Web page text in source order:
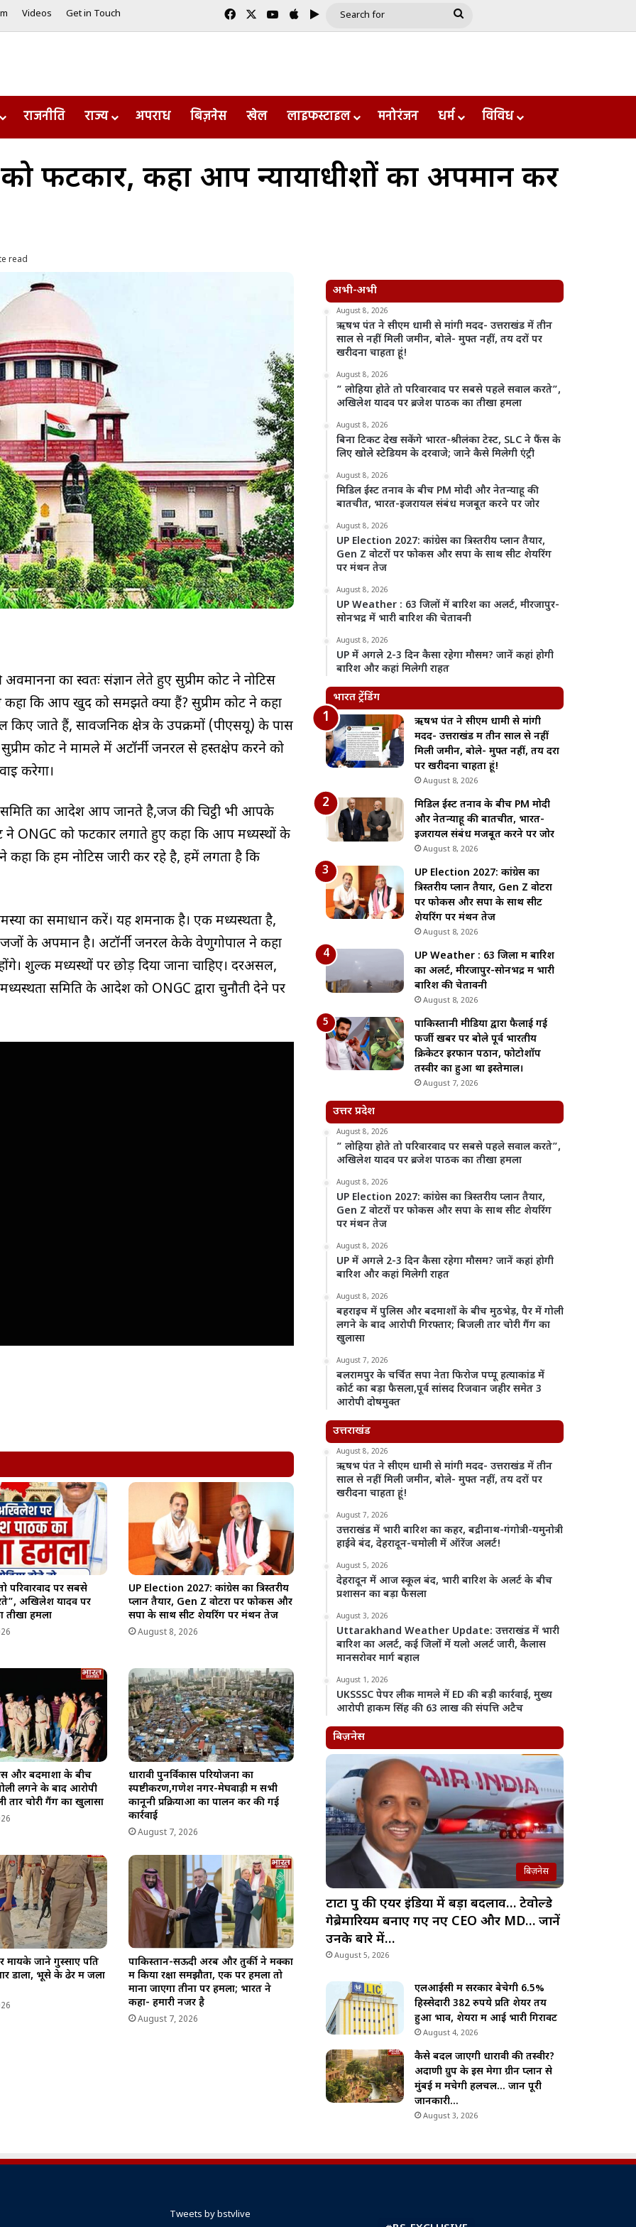
Videos Get in Touch FacebookYouTube
AppleGoogle Play
Search
राजनीति राज्य अपराध बिज़नेस खेल लाइफस्टाइल मनोरंजन धर्म विविध
को फटकार, कहा आप न्यायाधीशों का अपमान कर
read
का स्वतः संज्ञान लेते हुए सुप्रीम कोर्ट ने नोटिस
कहा कि आप खुद को समझते क्या हैं? सुप्रीम कोर्ट ने कहा
किए जाते हैं, सार्वजनिक क्षेत्र के उपक्रमों (पीएसयू) के पास
कोर्ट ने मामले में अटॉर्नी जनरल से हस्तक्षेप करने को
करेगा।
समिति का आदेश आप जानते है,जज की चिट्ठी भी आपके
ने ONGC को फटकार लगाते हुए कहा कि आप मध्यस्थों के
कहा कि हम नोटिस जारी कर रहे है, हमें लगता है कि
का समाधान करें। यह शर्मनाक है। एक मध्यस्थता है,
के अपमान है। अटॉर्नी जनरल केके वेणुगोपाल ने कहा
शुल्क मध्यस्थों पर छोड़ दिया जाना चाहिए। दरअसल,
समिति के आदेश को ONGC द्वारा चुनौती देने पर
परिवारवाद पर सबसे
अखिलेश यादव पर
तीखा हमला
UP Election 2027: कांग्रेस का त्रिस्तरीय
प्लान तैयार, Gen Z वोटरों पर फोकस और
सपा के साथ सीट शेयरिंग पर मंथन तेज
August 8, 2026
और बदमाशों के बीच
लगने के बाद आरोपी
तार चोरी गैंग का खुलासा
धारावी पुनर्विकास परियोजना का
स्पष्टीकरण,गणेश नगर-मेघवाड़ी में सभी
कानूनी प्रक्रियाओं का पालन कर की गई
कार्रवाई
August 7, 2026
मायके जाने गुस्साए पति
डाला, भूसे के ढेर में जला
पाकिस्तान-सऊदी अरब और तुर्की ने मक्का
में किया रक्षा समझौता, एक पर हमला तो
माना जाएगा तीनों पर हमला; भारत ने
कहा- हमारी नजर है
August 7, 2026
अभी-अभी
August 8, 2026
ऋषभ पंत ने सीएम धामी से मांगी मदद- उत्तराखंड में तीन
साल से नहीं मिली जमीन, बोले- मुफ्त नहीं, तय दरों पर
खरीदना चाहता हूं!
August 8, 2026
” लोहिया होते तो परिवारवाद पर सबसे पहले सवाल करते”,
अखिलेश यादव पर ब्रजेश पाठक का तीखा हमला
August 8, 2026
बिना टिकट देख सकेंगे भारत-श्रीलंका टेस्ट, SLC ने फैंस के
लिए खोले स्टेडियम के दरवाजे; जाने कैसे मिलेगी एंट्री
August 8, 2026
मिडिल ईस्ट तनाव के बीच PM मोदी और नेतन्याहू की
बातचीत, भारत-इजरायल संबंध मजबूत करने पर जोर
August 8, 2026
UP Election 2027: कांग्रेस का त्रिस्तरीय प्लान तैयार,
Gen Z वोटरों पर फोकस और सपा के साथ सीट शेयरिंग
पर मंथन तेज
August 8, 2026
UP Weather : 63 जिलों में बारिश का अलर्ट, मीरजापुर-
सोनभद्र में भारी बारिश की चेतावनी
August 8, 2026
UP में अगले 2-3 दिन कैसा रहेगा मौसम? जानें कहां होगी
बारिश और कहां मिलेगी राहत
भारत ट्रेंडिंग
ऋषभ पंत ने सीएम धामी से मांगी
मदद- उत्तराखंड में तीन साल से नहीं
मिली जमीन, बोले- मुफ्त नहीं, तय दरों
पर खरीदना चाहता हूं!
August 8, 2026
मिडिल ईस्ट तनाव के बीच PM मोदी
और नेतन्याहू की बातचीत, भारत-
इजरायल संबंध मजबूत करने पर जोर
August 8, 2026
UP Election 2027: कांग्रेस का
त्रिस्तरीय प्लान तैयार, Gen Z वोटरों
पर फोकस और सपा के साथ सीट
शेयरिंग पर मंथन तेज
August 8, 2026
UP Weather : 63 जिलों में बारिश
का अलर्ट, मीरजापुर-सोनभद्र में भारी
बारिश की चेतावनी
August 8, 2026
पाकिस्तानी मीडिया द्वारा फैलाई गई
फर्जी खबर पर बोले पूर्व भारतीय
क्रिकेटर इरफान पठान, फोटोशॉप
तस्वीर का हुआ था इस्तेमाल।
August 7, 2026
उत्तर प्रदेश
August 8, 2026
” लोहिया होते तो परिवारवाद पर सबसे पहले सवाल करते”,
अखिलेश यादव पर ब्रजेश पाठक का तीखा हमला
August 8, 2026
UP Election 2027: कांग्रेस का त्रिस्तरीय प्लान तैयार,
Gen Z वोटरों पर फोकस और सपा के साथ सीट शेयरिंग
पर मंथन तेज
August 8, 2026
UP में अगले 2-3 दिन कैसा रहेगा मौसम? जानें कहां होगी
बारिश और कहां मिलेगी राहत
August 8, 2026
बहराइच में पुलिस और बदमाशों के बीच मुठभेड़, पैर में गोली
लगने के बाद आरोपी गिरफ्तार; बिजली तार चोरी गैंग का
खुलासा
August 7, 2026
बलरामपुर के चर्चित सपा नेता फिरोज पप्पू हत्याकांड में
कोर्ट का बड़ा फैसला,पूर्व सांसद रिजवान जहीर समेत 3
आरोपी दोषमुक्त
उत्तराखंड
August 8, 2026
ऋषभ पंत ने सीएम धामी से मांगी मदद- उत्तराखंड में तीन
साल से नहीं मिली जमीन, बोले- मुफ्त नहीं, तय दरों पर
खरीदना चाहता हूं!
August 7, 2026
उत्तराखंड में भारी बारिश का कहर, बद्रीनाथ-गंगोत्री-यमुनोत्री
हाईवे बंद, देहरादून-चमोली में ऑरेंज अलर्ट!
August 5, 2026
देहरादून में आज स्कूल बंद, भारी बारिश के अलर्ट के बीच
प्रशासन का बड़ा फैसला
August 3, 2026
Uttarakhand Weather Update: उत्तराखंड में भारी
बारिश का अलर्ट, कई जिलों में यलो अलर्ट जारी, कैलास
मानसरोवर मार्ग बहाल
August 1, 2026
UKSSSC पेपर लीक मामले में ED की बड़ी कार्रवाई, मुख्य
आरोपी हाकम सिंह की 63 लाख की संपत्ति अटैच
बिज़नेस
बिज़नेस
टाटा ग्रुप की एयर इंडिया में बड़ा बदलाव… टेवोल्डे
गेब्रेमारियम बनाए गए नए CEO और MD… जानें
उनके बारे में…
August 5, 2026
एलआईसी में सरकार बेचेगी 6.5%
हिस्सेदारी 382 रुपये प्रति शेयर तय
हुआ भाव, शेयरों में आई भारी गिरावट
August 4, 2026
कैसे बदल जाएगी धारावी की तस्वीर?
अदाणी ग्रुप के इस मेगा ग्रीन प्लान से
मुंबई में मचेगी हलचल… जानें पूरी
जानकारी…
August 3, 2026
Tweets by bstvlive